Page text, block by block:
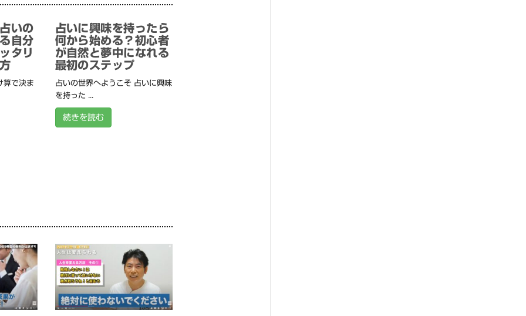
いの
自分
タリ
算で決ま
占いに興味を持ったら
何から始める？初心者
が自然と夢中になれる
最初のステップ
占いの世界へようこそ 占いに興味
を持った ...
続きを読む